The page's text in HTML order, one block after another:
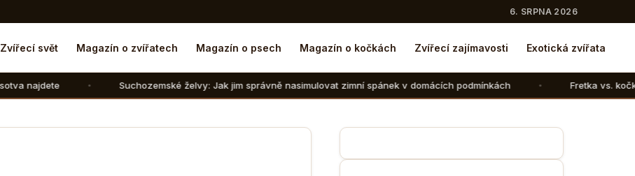
6. SRPNA 2026
Zvířecí svět Magazín o zvířatech Magazín o psech Magazín o kočkách Zvířecí zajímavosti Exotická zvířata
Suchozemské želvy: Jak jim správně nasimulovat zimní spánek v domácích podmínkách Fretka vs. kočka: V čem se liší